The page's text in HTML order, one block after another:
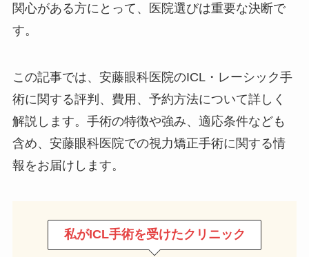
関心がある方にとって、医院選びは重要な決断で
す。
この記事では、安藤眼科医院のICL・レーシック手
術に関する評判、費用、予約方法について詳しく
解説します。手術の特徴や強み、適応条件なども
含め、安藤眼科医院での視力矯正手術に関する情
報をお届けします。
私がICL手術を受けたクリニック